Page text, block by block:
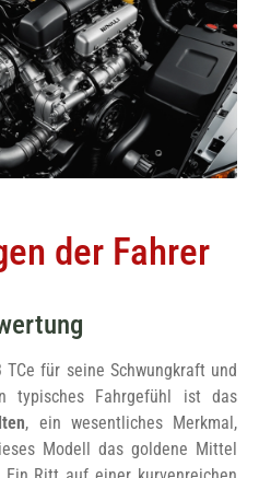
der Fahrer
für seine Schwungkraft und
typisches Fahrgefühl ist das
, ein wesentliches Merkmal,
Modell das goldene Mittel